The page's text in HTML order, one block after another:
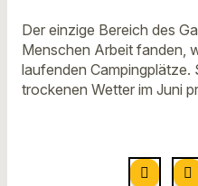
Der einzige Bereich des
Menschen Arbeit fanden,
laufenden Campingplätze.
trockenen Wetter im Juni